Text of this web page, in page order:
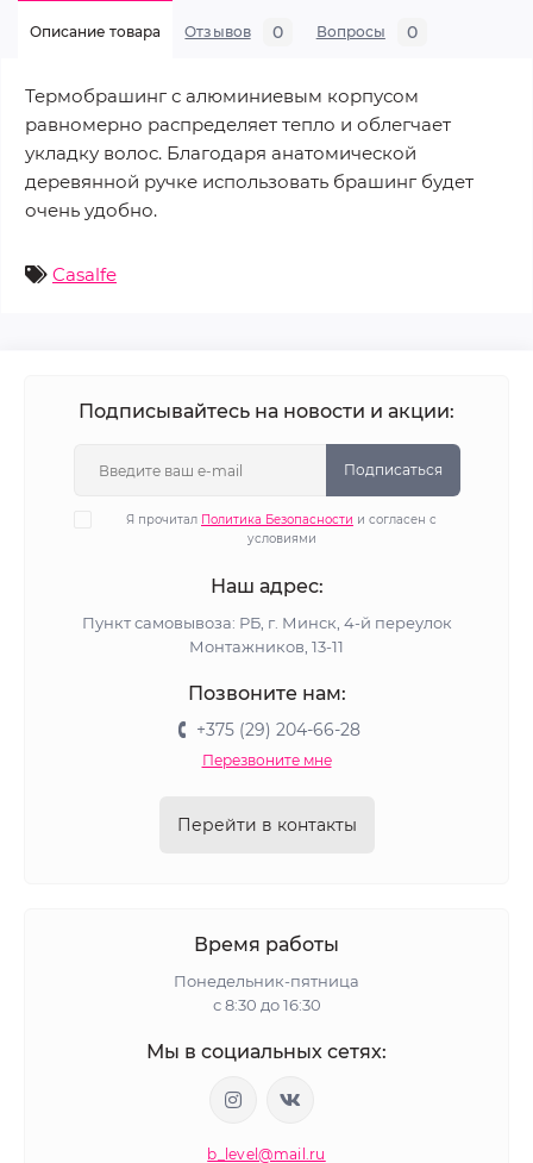
Описание товара Отзывов 0 Вопросы 0
Термобрашинг с алюминиевым корпусом
равномерно распределяет тепло и облегчает
укладку волос. Благодаря анатомической
деревянной ручке использовать брашинг будет
очень удобно.
Casalfe
Подписывайтесь на новости и акции:
Подписаться
Я прочитал Политика Безопасности и согласен с
условиями
Наш адрес:
Пункт самовывоза: РБ, г. Минск, 4-й переулок
Монтажников, 13-11
Позвоните нам:
+375 (29) 204-66-28
Перезвоните мне
Перейти в контакты
Время работы
Понедельник-пятница
с 8:30 до 16:30
Мы в социальных сетях:
b_level@mail.ru